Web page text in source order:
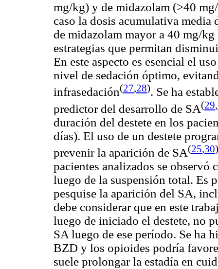
mg/kg) y de midazolam (>40 mg/
caso la dosis acumulativa media
de midazolam mayor a 40 mg/kg
estrategias que permitan
En este aspecto es esencial el
nivel de sedación óptimo,
infrasedación(27,28). Se ha
predictordel desarrollo de SA(29,
duración del destete en los
días). El uso de un destete
prevenir la aparición de SA(25,30)
pacientes analizados se
luego de la suspensión total. Es
pesquise la aparición del SA,
debe considerar que en este
luego de iniciado el destete, no
SA luego de ese período. Se ha
BZD y los opioides podría
suele prolongar la estadía en